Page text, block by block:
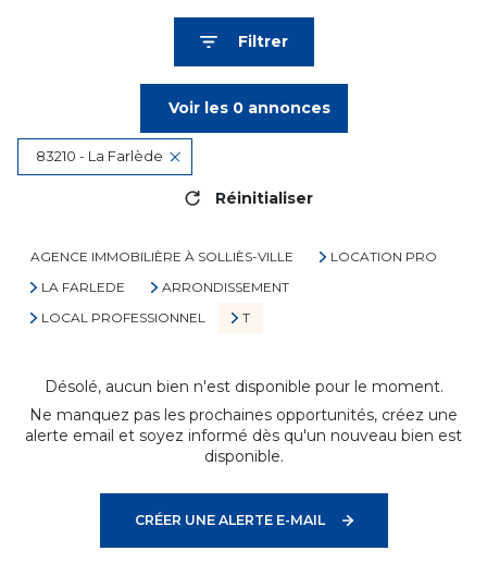
Filtrer
Voir les 0annonces
83210 - La Farlède
Réinitialiser
AGENCE IMMOBILIÈRE À SOLLIÈS-VILLE
LOCATION PRO
LA FARLEDE
ARRONDISSEMENT
LOCAL PROFESSIONNEL
T
Désolé, aucun bien n'est disponible pour le moment.
Ne manquez pas les prochaines opportunités, créez une
alerte email et soyez informé dès qu'un nouveau bien est
disponible.
CRÉER UNE ALERTE E-MAIL